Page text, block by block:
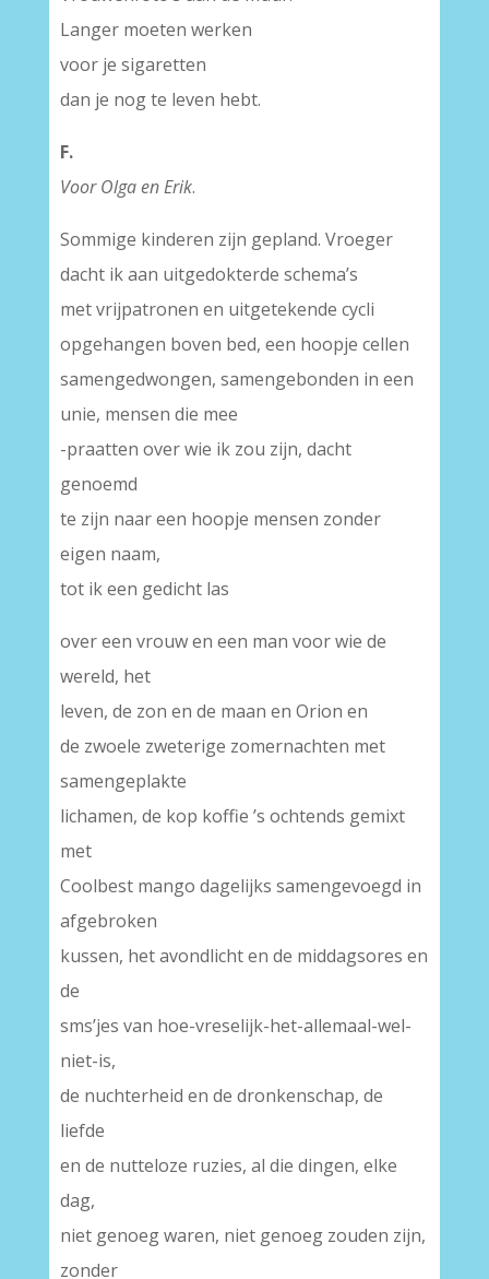
Langer moeten werken
voor je sigaretten
dan je nog te leven hebt.
F.
Voor Olga en Erik.
Sommige kinderen zijn gepland. Vroeger
dacht ik aan uitgedokterde schema’s
met vrijpatronen en uitgetekende cycli
opgehangen boven bed, een hoopje cellen
samengedwongen, samengebonden in een
unie, mensen die mee
-praatten over wie ik zou zijn, dacht
genoemd
te zijn naar een hoopje mensen zonder
eigen naam,
tot ik een gedicht las
over een vrouw en een man voor wie de
wereld, het
leven, de zon en de maan en Orion en
de zwoele zweterige zomernachten met
samengeplakte
lichamen, de kop koffie ’s ochtends gemixt
met
Coolbest mango dagelijks samengevoegd in
afgebroken
kussen, het avondlicht en de middagsores en
de
sms’jes van hoe-vreselijk-het-allemaal-wel-
niet-is,
de nuchterheid en de dronkenschap, de
liefde
en de nutteloze ruzies, al die dingen, elke
dag,
niet genoeg waren, niet genoeg zouden zijn,
zonder